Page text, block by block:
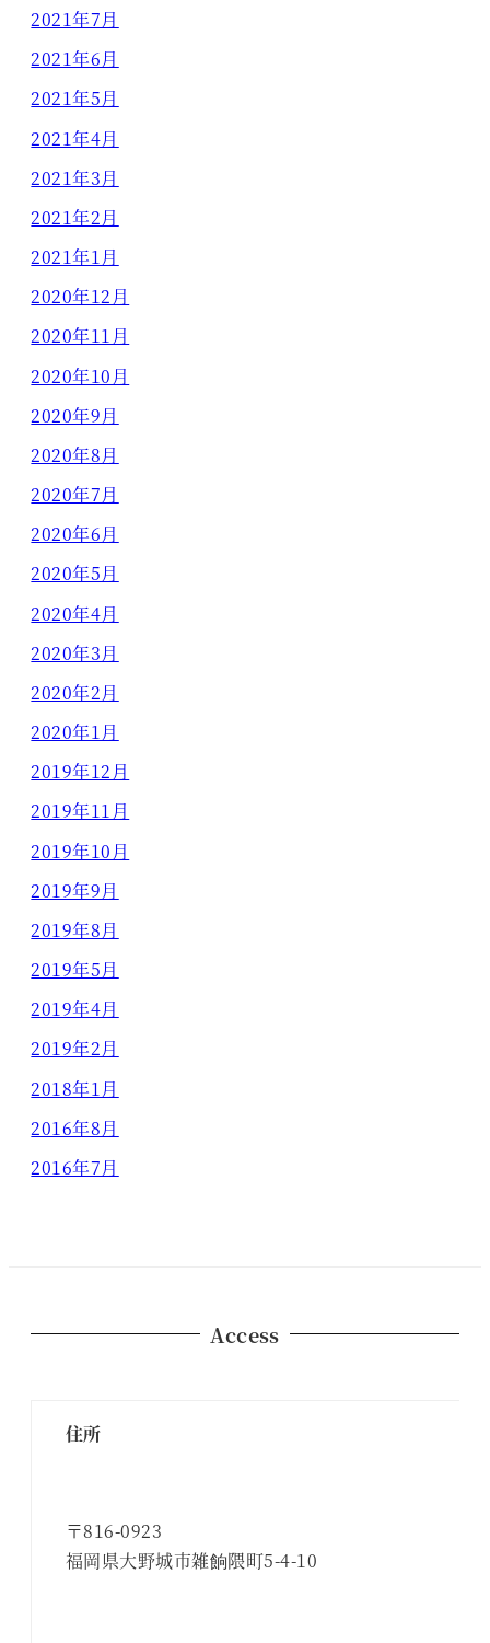
2021年7月
2021年6月
2021年5月
2021年4月
2021年3月
2021年2月
2021年1月
2020年12月
2020年11月
2020年10月
2020年9月
2020年8月
2020年7月
2020年6月
2020年5月
2020年4月
2020年3月
2020年2月
2020年1月
2019年12月
2019年11月
2019年10月
2019年9月
2019年8月
2019年5月
2019年4月
2019年2月
2018年1月
2016年8月
2016年7月
Access
住所
〒816-0923
福岡県大野城市雑餉隈町5-4-10